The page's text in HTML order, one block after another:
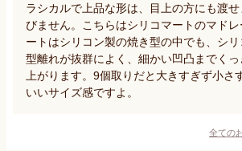
ラシカルで上品な形は、目上の方にも渡
びません。こちらはシリコマートのマド
ートはシリコン製の焼き型の中でも、シ
型離れが抜群によく、細かい凹凸までく
上がります。9個取りだと大きすぎず小さ
いいサイズ感ですよ。
全ての